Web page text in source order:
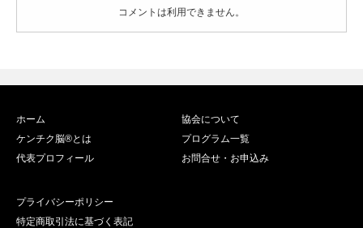
コメントは利用できません。
ホーム
協会について
ケンチク脳®️とは
プログラム一覧
代表プロフィール
お問合せ・お申込み
プライバシーポリシー
特定商取引法に基づく表記